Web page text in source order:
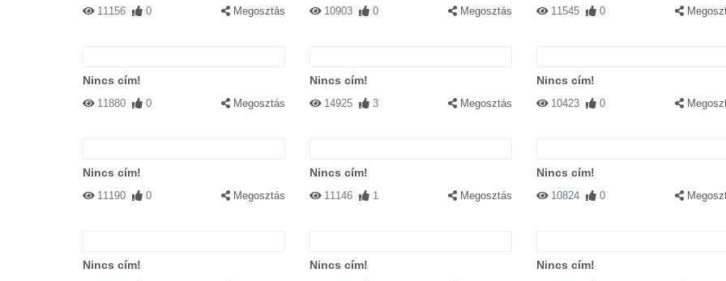
11156 0 Megosztás 10903 0 Megosztás 11545 0
Nincs cím!
11880 0 Megosztás
Nincs cím!
14925 3 Megosztás
Nincs cím!
10423 0
Nincs cím!
11190 0 Megosztás
Nincs cím!
11146 1 Megosztás
Nincs cím!
10824 0
Nincs cím! Nincs cím! Nincs cím!